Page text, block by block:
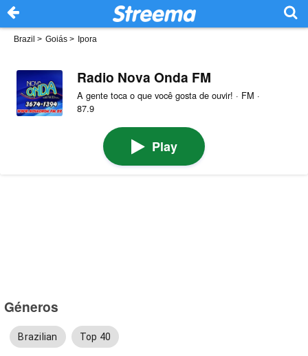
Brazil > Goiás > Ipora
Radio Nova Onda FM
A gente toca o que você gosta de ouvir! · FM ·
87.9
Play
Géneros
Brazilian Top 40